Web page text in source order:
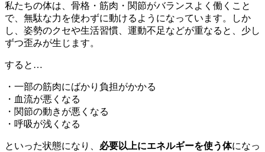
私たちの体は、骨格・筋肉・関節がバランスよく働くこと
で、無駄な力を使わずに動けるようになっています。しか
し、姿勢のクセや生活習慣、運動不足などが重なると、少し
ずつ歪みが生じます。
すると…
・一部の筋肉にばかり負担がかかる
・血流が悪くなる
・関節の動きが悪くなる
・呼吸が浅くなる
といった状態になり、 必要以上にエネルギーを使う体になっ